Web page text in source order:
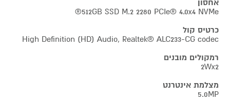
אחסון
512GB SSD M.2 2280 PCIe® 4.0x4 NVMe®
כרטיס קול
High Definition (HD) Audio, Realtek® ALC233-CG codec
רמקולים מובנים
2Wx2
מצלמת אינטרנט
5.0MP